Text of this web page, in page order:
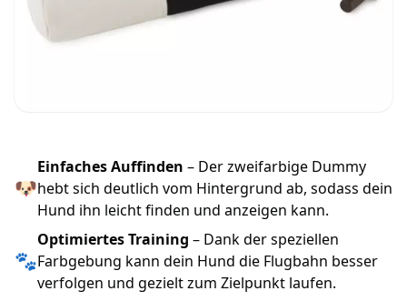
🐶
Einfaches Auffinden – Der zweifarbige Dummy
hebt sich deutlich vom Hintergrund ab, sodass dein
Hund ihn leicht finden und anzeigen kann.
🐾
Optimiertes Training – Dank der speziellen
Farbgebung kann dein Hund die Flugbahn besser
verfolgen und gezielt zum Zielpunkt laufen.